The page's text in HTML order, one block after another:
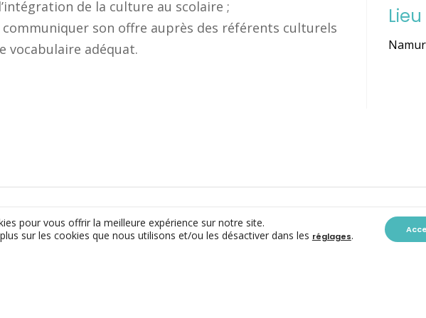
de la culture au scolaire ;
son offre auprès des référents culturels
vocabulaire adéquat.
Lieu
Namur
CONTACT
pour vous offrir la meilleure expérience sur notre site.
sur les cookies que nous utilisons et/ou les désactiver dans les réglages.